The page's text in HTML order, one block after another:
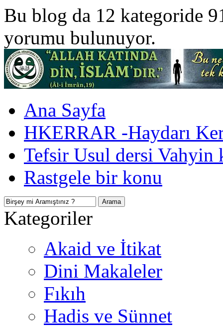
Bu blog da 12 kategoride
yorumu bulunuyor.
Ana Sayfa
HKERRAR -Haydarı
Tefsir Usul dersi Vahyin
Rastgele bir konu
Kategoriler
Akaid ve İtikat
Dini Makaleler
Fıkıh
Hadis ve Sünnet